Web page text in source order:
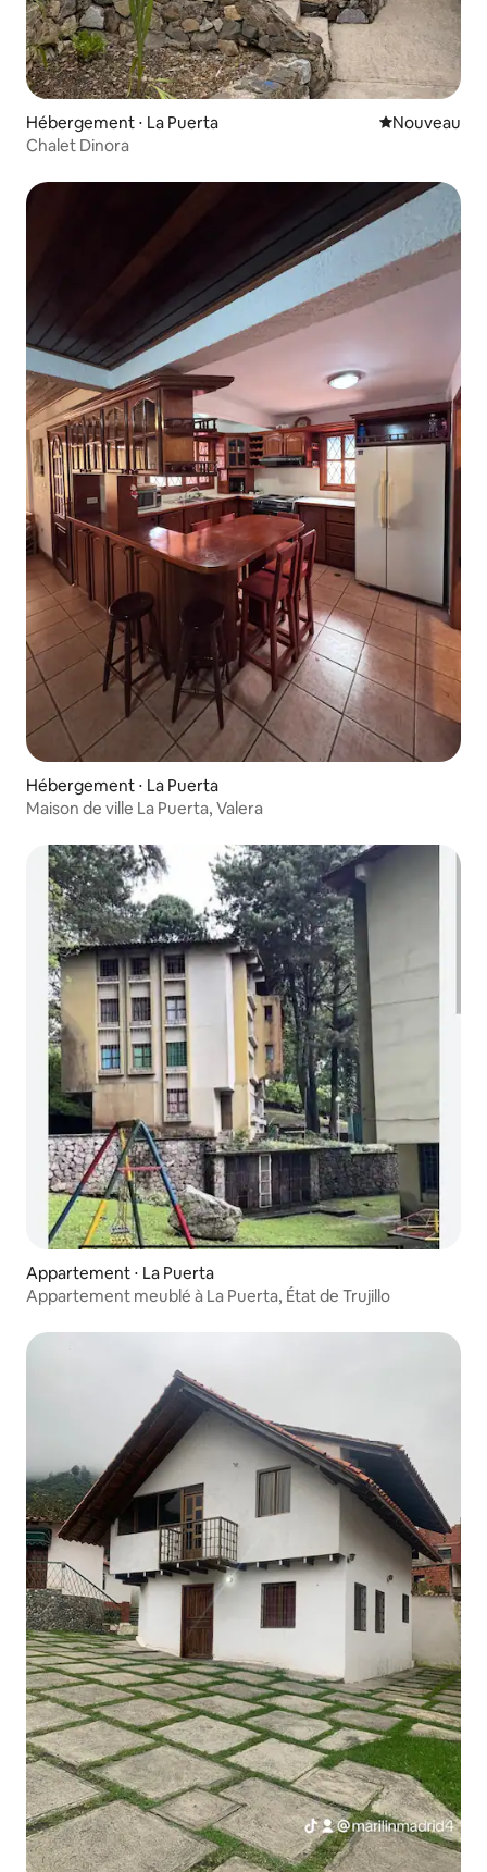
Hébergement ⋅ La Puerta Nouvel
Nouveau
Chalet Dinora
Hébergement ⋅ La Puerta
Maison de ville La Puerta, Valera
Appartement ⋅ La Puerta
Appartement meublé à La Puerta, État de Trujillo